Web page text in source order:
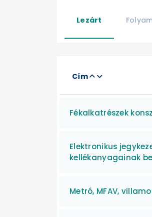
Lezárt
Cím
Fékalkatrészek
Elektronikus
kellékanyagainak
Metró, MFAV,